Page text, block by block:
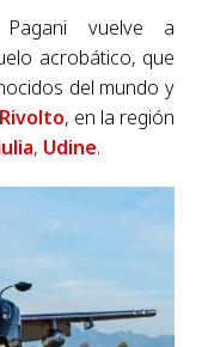
vuelve a
acrobático, que
del mundo y
, en la región
, Udine.